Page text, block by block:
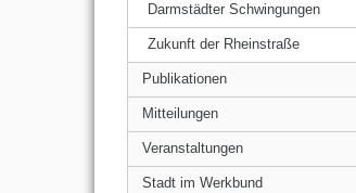
Darmstädter Schwingungen
Zukunft der Rheinstraße
Publikationen
Mitteilungen
Veranstaltungen
Stadt im Werkbund